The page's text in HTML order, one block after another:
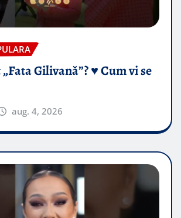
Gilivană”? ♥️ Cum vi se
aug. 4, 2026